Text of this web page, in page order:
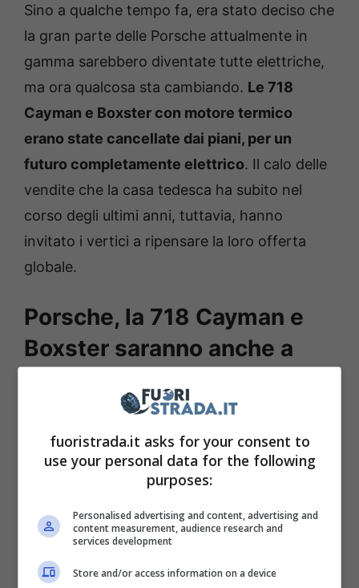
Sino a qualche tempo fa, era stato deciso che
la gran parte delle Porsche attualmente in
gamma sarebbero diventate tutte elettriche,
ma ora qualcosa sta cambiando. Le 718
Cayman e Boxster con motore termico
erano state cancellate dai piani, per un
futuro completamente elettrico. Il calo delle
vendite che la casa tedesca ha subito nel
corso degli ultimi anni, tuttavia, hanno
invitato i vertici a ripensare la loro offerta
globale.
Porsche, la 718 Cayman e
Boxster saranno anche a
darà un futuro alle 718 Cayman e Boxster
con motore a benzina, una decisione che è
un cambio di rotta del marchio di Weissach
nell’approccio al mercato. Il brand teutonico
ha deciso di abbandonare il SUV K1 elettrico
fuoristrada.it asks for your consent to
use your personal data for the following
purposes:
Personalised advertising and content, advertising and
content measurement, audience research and
services development
Store and/or access information on a device